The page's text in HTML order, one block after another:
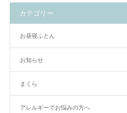
カテゴリー
お昼寝ふとん
お知らせ
まくら
アレルギーでお悩みの方へ